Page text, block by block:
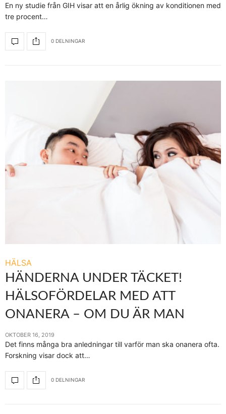
En ny studie från GIH visar att en årlig ökning av konditionen med
tre procent…
0 DELNINGAR
HÄLSA
HÄNDERNA UNDER TÄCKET!
HÄLSOFÖRDELAR MED ATT
ONANERA – OM DU ÄR MAN
OKTOBER 16, 2019
Det finns många bra anledningar till varför man ska onanera ofta.
Forskning visar dock att…
0 DELNINGAR